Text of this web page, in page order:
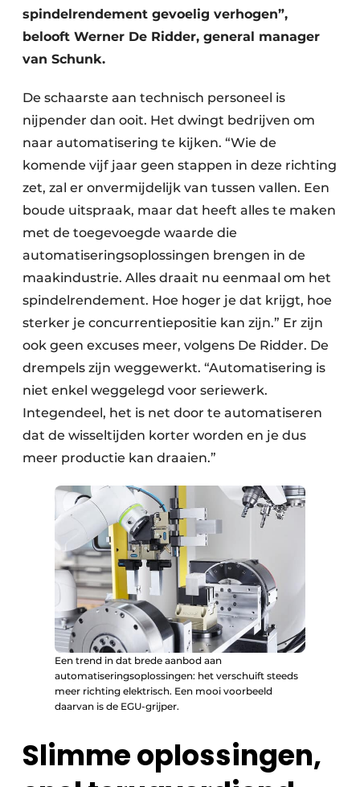
spindelrendement gevoelig verhogen”,
belooft Werner De Ridder, general manager
van Schunk.
De schaarste aan technisch personeel is
nijpender dan ooit. Het dwingt bedrijven om
naar automatisering te kijken. “Wie de
komende vijf jaar geen stappen in deze richting
zet, zal er onvermijdelijk van tussen vallen. Een
boude uitspraak, maar dat heeft alles te maken
met de toegevoegde waarde die
automatiseringsoplossingen brengen in de
maakindustrie. Alles draait nu eenmaal om het
spindelrendement. Hoe hoger je dat krijgt, hoe
sterker je concurrentiepositie kan zijn.” Er zijn
ook geen excuses meer, volgens De Ridder. De
drempels zijn weggewerkt. “Automatisering is
niet enkel weggelegd voor seriewerk.
Integendeel, het is net door te automatiseren
dat de wisseltijden korter worden en je dus
meer productie kan draaien.”
Een trend in dat brede aanbod aan
automatiseringsoplossingen: het verschuift steeds
meer richting elektrisch. Een mooi voorbeeld
daarvan is de EGU-grijper.
Slimme oplossingen,